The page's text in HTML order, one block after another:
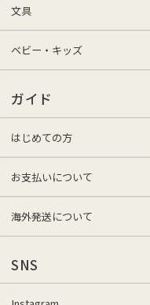
文具
ベビー・キッズ
ガイド
はじめての方
お支払いについて
海外発送について
SNS